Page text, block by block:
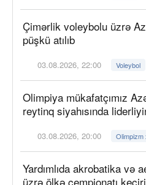
Çimərlik voleybolu üzrə
püşkü atılıb
03.08.2026, 22:00 Voleybol
Olimpiya mükafatçımız
reytinq siyahısında
03.08.2026, 20:00 Olimpizm
Yardımlıda akrobatika və
üzrə ölkə çempionatı